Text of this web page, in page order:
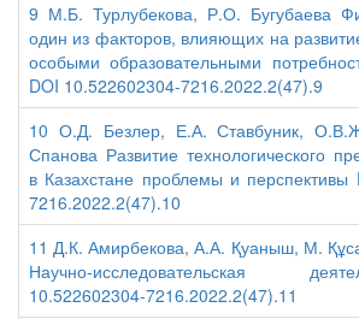
9 М.Б. Турлубекова, Р.О. Бугубаева
один из факторов, влияющих на
особыми образовательными
DOI 10.522602304-7216.2022.2(47).9
10 О.Д. Безлер, Е.А. Ставбуник,
Спанова Развитие технологического
в Казахстане проблемы и перспективы
7216.2022.2(47).10
11 Д.К. Амирбекова, А.А. Қуаныш, М.
Научно-исследовательская
10.522602304-7216.2022.2(47).11